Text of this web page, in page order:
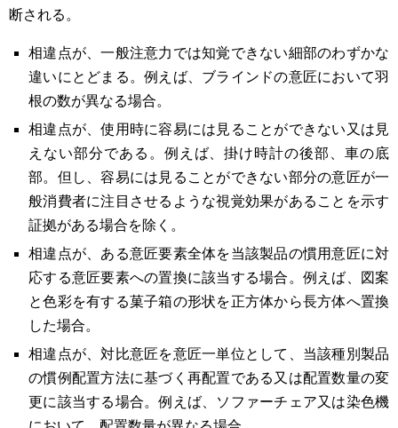
断される。
相違点が、一般注意力では知覚できない細部のわずかな
違いにとどまる。例えば、ブラインドの意匠において羽
根の数が異なる場合。
相違点が、使用時に容易には見ることができない又は見
えない部分である。例えば、掛け時計の後部、車の底
部。但し、容易には見ることができない部分の意匠が一
般消費者に注目させるような視覚効果があることを示す
証拠がある場合を除く。
相違点が、ある意匠要素全体を当該製品の慣用意匠に対
応する意匠要素への置換に該当する場合。例えば、図案
と色彩を有する菓子箱の形状を正方体から長方体へ置換
した場合。
相違点が、対比意匠を意匠一単位として、当該種別製品
の慣例配置方法に基づく再配置である又は配置数量の変
更に該当する場合。例えば、ソファーチェア又は染色機